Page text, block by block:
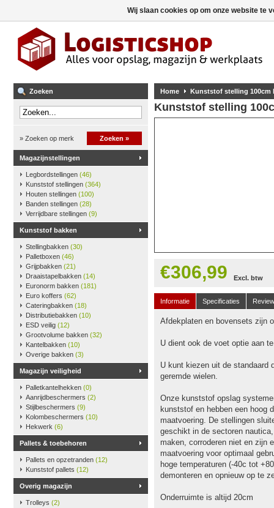
Zoeken
» Zoeken op merk Zoeken »
Magazijnstellingen
Legbordstellingen (46)
Kunststof stellingen (364)
Houten stellingen (100)
Banden stellingen (28)
Verrijdbare stellingen (9)
Kunststof bakken
Stellingbakken (30)
Palletboxen (46)
Grijpbakken (21)
Draaistapelbakken (14)
Euronorm bakken (181)
Euro koffers (62)
Cateringbakken (18)
Distributiebakken (10)
ESD veilig (12)
Grootvolume bakken (32)
Kantelbakken (10)
Overige bakken (3)
Magazijn veiligheid
Palletkantelhekken (0)
Aanrijdbeschermers (2)
Stijlbeschermers (9)
Kolombeschermers (10)
Hekwerk (6)
Pallets & toebehoren
Pallets en opzetranden (12)
Kunststof pallets (12)
Overig magazijn
Trolleys (2)
Home Kunststof stelling 100cm
Kunststof stelling
€306,99 Excl. btw
Informatie Specificaties
Afdekplaten en bovensets zijn
U dient ook de voet optie aan
U kunt kiezen uit de standaard
geremde wielen.
Onze kunststof opslag
kunststof en hebben een hoog
maatvoering. De stellingen
geschikt in de sectoren
maken, corroderen niet en zijn
maatvoering voor optimaal
hoge temperaturen (-40c tot
demonteren en opnieuw op te
Onderruimte is altijd 20cm
Wij slaan cookies op om onze website te